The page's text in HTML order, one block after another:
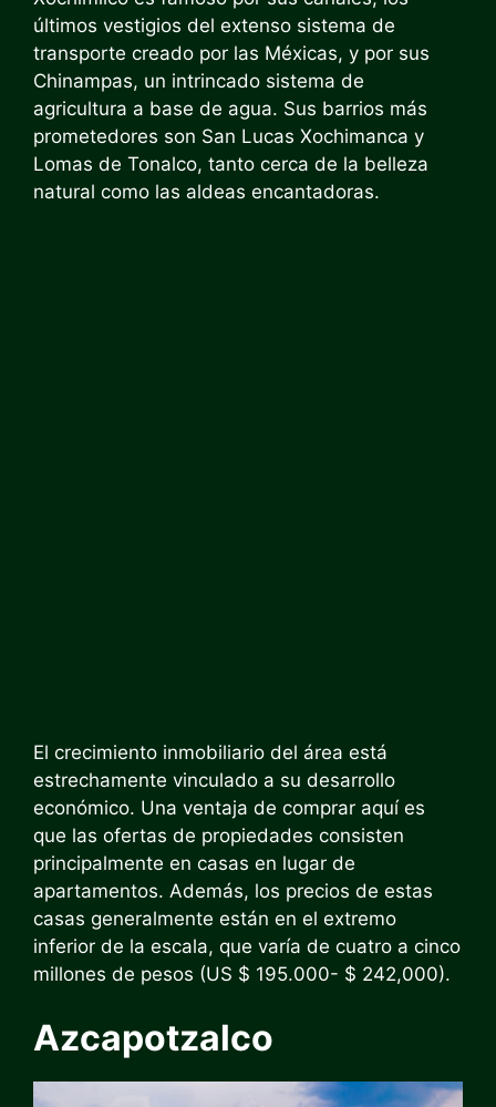
últimos vestigios del extenso sistema de
transporte creado por las Méxicas, y por sus
Chinampas, un intrincado sistema de
agricultura a base de agua. Sus barrios más
prometedores son San Lucas Xochimanca y
Lomas de Tonalco, tanto cerca de la belleza
natural como las aldeas encantadoras.
El crecimiento inmobiliario del área está
estrechamente vinculado a su desarrollo
económico. Una ventaja de comprar aquí es
que las ofertas de propiedades consisten
principalmente en casas en lugar de
apartamentos. Además, los precios de estas
casas generalmente están en el extremo
inferior de la escala, que varía de cuatro a cinco
millones de pesos (US $ 195.000- $ 242,000).
Azcapotzalco